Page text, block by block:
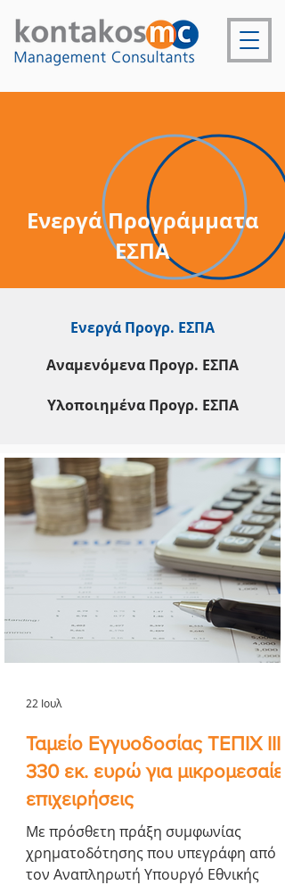
Ενεργά Προγράμματα
ΕΣΠΑ
Ενεργά Προγρ. ΕΣΠΑ
Αναμενόμενα Προγρ. ΕΣΠΑ
Υλοποιημένα Προγρ. ΕΣΠΑ
Ταμείο Εγγυοδοσίας ΤΕΠΙΧ ΙΙΙ
330 εκ. ευρώ για μικρομεσαίες
επιχειρήσεις
Με πρόσθετη πράξη συμφωνίας
χρηματοδότησης που υπεγράφη από
τον Αναπληρωτή Υπουργό Εθνικής
22 Ιουλ